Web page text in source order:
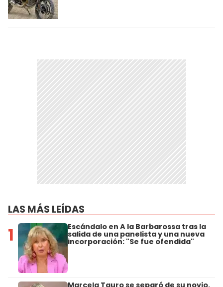
LAS MÁS LEÍDAS
1 Escándalo en A la Barbarossa tras la
salida de una panelista y una nueva
incorporación: "Se fue ofendida"